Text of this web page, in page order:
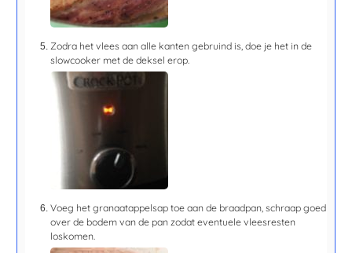
Zodra het vlees aan alle kanten gebruind is, doe je het in de
slowcooker met de deksel erop.
Voeg het granaatappelsap toe aan de braadpan, schraap goed
over de bodem van de pan zodat eventuele vleesresten
loskomen.